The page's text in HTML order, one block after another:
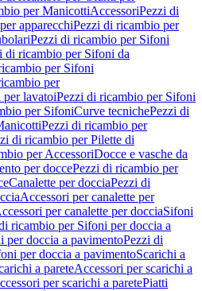
per ManicottiAccessoriPezzi di
apparecchiPezzi di ricambio per
Pezzi di ricambio per Sifoni
di ricambio per Sifoni da
per Sifoni
per
per lavatoiPezzi di ricambio per Sifoni
per SifoniCurve tecnichePezzi di
Pezzi di ricambio per
di ricambio per Pilette di
per AccessoriDocce e vasche da
per doccePezzi di ricambio per
Canalette per docciaPezzi di
Accessori per canalette per
per canalette per docciaSifoni
ricambio per Sifoni per doccia a
per doccia a pavimentoPezzi di
per doccia a pavimentoScarichi a
a pareteAccessori per scarichi a
per scarichi a paretePiatti